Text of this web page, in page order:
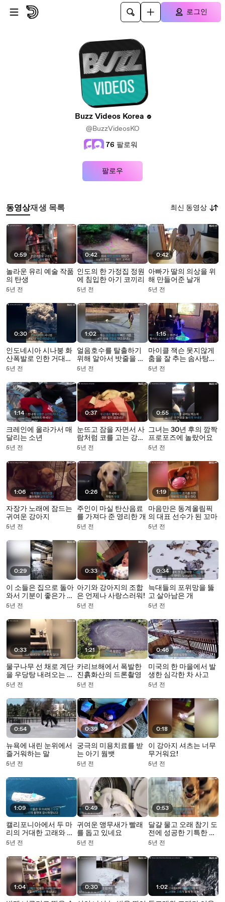
본문으로 건너뛰기
로그인
Buzz Videos Korea
@BuzzVideosKO
76 팔로워
팔로우
동영상재생 목록 최신 동영상
0:59
놀라운 유리 예술 작품
의 탄생
5년 전
0:30
인도네시아 시나붕 화
산폭발로 인한 거대한
잿빛 구름
5년 전
1:14
크레인에 올라가서 매
달리는 소년
5년 전
1:06
자장가 노래에 잠드는
귀여운 강아지
5년 전
0:29
이 소들은 집으로 돌아
와서 기분이 좋은가 봐
요!
5년 전
0:33
물구나무 선 채로 계단
을 우당탕 내려오는 아
기 불독
5년 전
0:54
뉴욕에 내린 눈위에서
즐거워하는 말
5년 전
1:09
캘리포니아에서 두 마
리의 거대한 고래와 조
우한 관광객들
5년 전
1:04
0:42
인도의 한 가정집 정원
에 침입한 아기 코끼리
5년 전
1:02
얼음호수를 탈출하기
위해 알아서 밧줄을 문
똑똑한 개!
5년 전
0:37
눈뜨고 잠을 자면서 사
람처럼 코를 고는 강아
지
5년 전
0:26
주인이 마실 탄산음료
를 가져다 준 영리한 개
5년 전
0:33
아기와 강아지의 조합
은 언제나 사랑스러워!
5년 전
1:21
카리브해에서 폭발한
진흙화산의 드론촬영
5년 전
0:39
궁극의 미용치료를 받
는 아기 웜뱃
5년 전
0:49
귀여운 앵무새가 빨래
를 돕고 있네요
5년 전
0:30
0:42
아빠가 딸의 의상을 위
해 만들어준 날개
5년 전
1:15
마이클 잭슨 못지않게
춤을 잘 추는 솜사탕
맨!
5년 전
0:55
그녀는 30년 후의 깜짝
프로포즈에 놀랐어요
5년 전
1:19
마음만은 동계올림픽
의 대표 선수가 된 꼬마
5년 전
0:34
늑대들의 포위망을 뚫
고 살아남은 개
5년 전
0:46
미국의 한 마을에서 발
생한 심각한 차 사고
5년 전
0:18
이 강아지 셔츠는 너무
무거워요!
5년 전
0:53
달걀 물고 오래 참기 도
전에 성공한 기특한 골
든 리트리버
5년 전
1:02